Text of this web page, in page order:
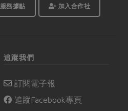
服務據點 加入合作社
追蹤我們
訂閱電子報
追蹤Facebook專頁